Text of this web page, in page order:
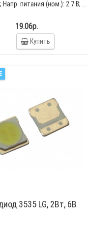
Напр. питания (ном.): 2.7 В; ..
19.06р.
Купить
3535 LG, 2Вт, 6В